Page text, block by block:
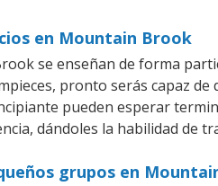
en Mountain Brook
se enseñan de forma
pronto serás capaz
pueden esperar
dándoles la habilidad de
grupos en